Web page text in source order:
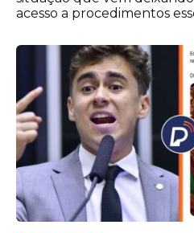
A Operação Inverno é
da gestão municipal
de
chuvasmais
prevenir transtornos e
acesso a procedimentos